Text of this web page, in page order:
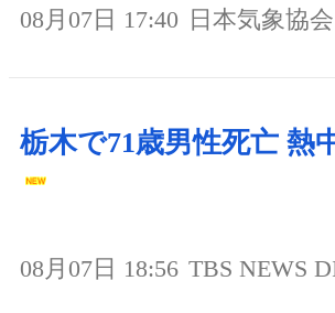
08月07日 17:40 日本気象協会
栃木で71歳男性死亡 熱
08月07日 18:56 TBS NEWS